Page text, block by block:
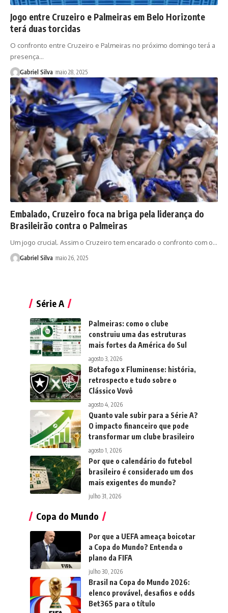
Jogo entre Cruzeiro e Palmeiras em Belo Horizonte
terá duas torcidas
O confronto entre Cruzeiro e Palmeiras no próximo domingo terá a
presença…
Gabriel Silva maio 28, 2025
Embalado, Cruzeiro foca na briga pela liderança do
Brasileirão contra o Palmeiras
Um jogo crucial. Assim o Cruzeiro tem encarado o confronto com o…
Gabriel Silva maio 26, 2025
Série A
Palmeiras: como o clube
construiu uma das estruturas
mais fortes da América do Sul
agosto 3, 2026
Botafogo x Fluminense: história,
retrospecto e tudo sobre o
Clássico Vovô
agosto 4, 2026
Quanto vale subir para a Série A?
O impacto financeiro que pode
transformar um clube brasileiro
agosto 1, 2026
Por que o calendário do futebol
brasileiro é considerado um dos
mais exigentes do mundo?
julho 31, 2026
Copa do Mundo
Por que a UEFA ameaça boicotar
a Copa do Mundo? Entenda o
plano da FIFA
julho 30, 2026
Brasil na Copa do Mundo 2026:
elenco provável, desafios e odds
Bet365 para o título